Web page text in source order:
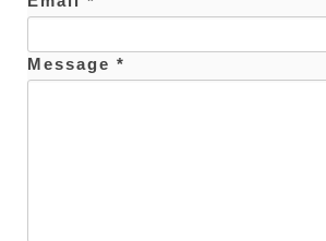
Message *